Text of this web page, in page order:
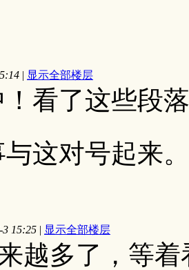
| 显示全部楼层
看了这些段
这对号起来。
15:25 | 显示全部楼层
越多了，等